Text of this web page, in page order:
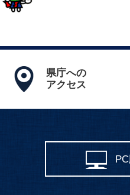
県庁への
アクセス